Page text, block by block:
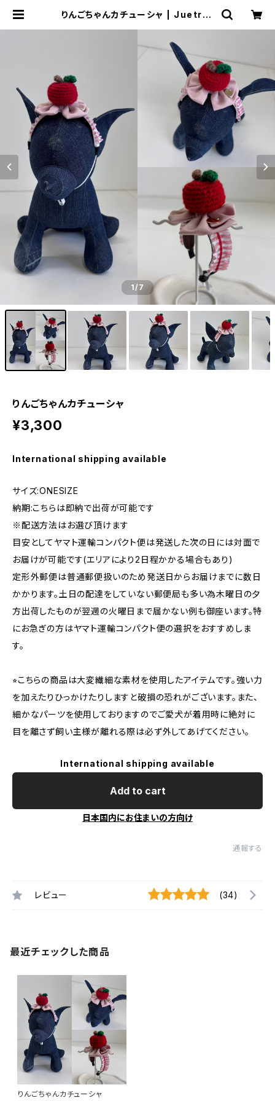
りんごちゃんカチューシャ | JuetraL
1/7
りんごちゃんカチューシャ
¥3,300
International shipping available
サイズ:ONESIZE
納期:こちらは即納で出荷が可能です
※配送方法はお選び頂けます
目安としてヤマト運輸コンパクト便は発送した次の日には対面で
お届けが可能です(エリアにより2日程かかる場合もあり)
定形外郵便は普通郵便扱いのため発送日からお届けまでに数日
かかります。土日の配達をしていない郵便局も多い為木曜日の夕
方出荷したものが翌週の火曜日まで届かない例も御座います。特
にお急ぎの方はヤマト運輸コンパクト便の選択をおすすめしま
す。
⭐︎こちらの商品は大変繊細な素材を使用したアイテムです。強い力
を加えたりひっかけたりしますと破損の恐れがございます。また、
細かなパーツを使用しておりますのでご愛犬が着用時に絶対に
目を離さず飼い主様が離れる際は必ず外してあげてください。
International shipping available
Add to cart
日本国内にお住まいの方向け
通報する
レビュー (34)
最近チェックした商品
りんごちゃんカチューシャ